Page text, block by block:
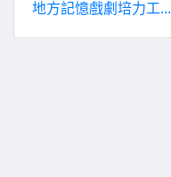
地方記憶戲劇培力工...